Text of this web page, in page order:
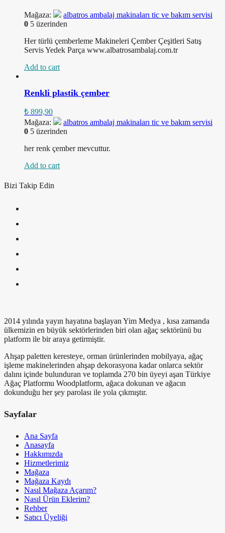
Rated
1.00
out
5
Mağaza:
albatros ambalaj makinaları tic ve bakım servisi
0 5 üzerinden
Her türlü çemberleme Makineleri Çember Çeşitleri Satış
Servis Yedek Parça www.albatrosambalaj.com.tr
Add to cart
Renkli plastik çember
₺ 899,90
Mağaza:
albatros ambalaj makinaları tic ve bakım servisi
0 5 üzerinden
her renk çember mevcuttur.
Add to cart
Bizi Takip Edin
2014 yılında yayın hayatına başlayan Yim Medya , kısa zamanda
ülkemizin en büyük sektörlerinden biri olan ağaç sektörünü bu
platform ile bir araya getirmiştir.
Ahşap paletten keresteye, orman ürünlerinden mobilyaya, ağaç
işleme makinelerinden ahşap dekorasyona kadar onlarca sektör
dalını içinde bulunduran ve toplamda 270 bin üyeyi aşan Türkiye
Ağaç Platformu Woodplatform, ağaca dokunan ve ağacın
dokunduğu her şey parolası ile yola çıkmıştır.
Sayfalar
Ana Sayfa
Anasayfa
Hakkımızda
Hizmetlerimiz
Mağaza
Mağaza Kaydı
Nasıl Mağaza Açarım?
Nasıl Ürün Eklerim?
Rehber
Satıcı Üyeliği